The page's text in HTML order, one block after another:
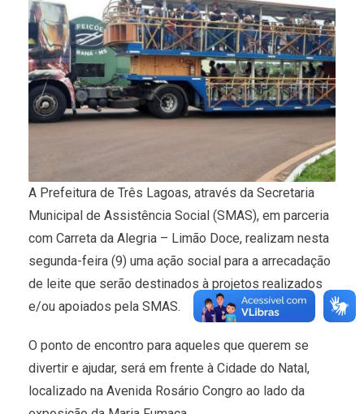
A Prefeitura de Três Lagoas, através da Secretaria
Municipal de Assistência Social (SMAS), em parceria
com Carreta da Alegria – Limão Doce, realizam nesta
segunda-feira (9) uma ação social para a arrecadação
de leite que serão destinados à projetos realizados
e/ou apoiados pela SMAS.
O ponto de encontro para aqueles que querem se
divertir e ajudar, será em frente à Cidade do Natal,
localizado na Avenida Rosário Congro ao lado da